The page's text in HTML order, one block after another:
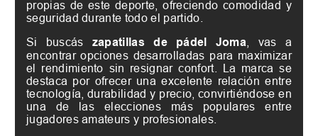
propias de este deporte, ofreciendo comodidad y
seguridad durante todo el partido.
Si buscás zapatillas de pádel Joma , vas a
encontrar opciones desarrolladas para maximizar
el rendimiento sin resignar confort. La marca se
destaca por ofrecer una excelente relación entre
tecnología, durabilidad y precio, convirtiéndose en
una de las elecciones más populares entre
jugadores amateurs y profesionales.